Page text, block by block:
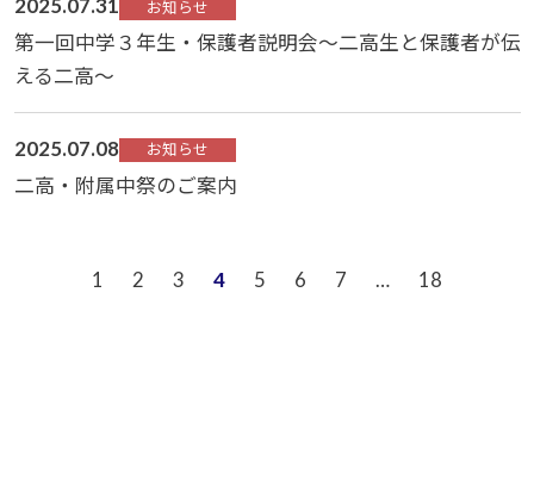
2025.07.31 お知らせ
第一回中学３年生・保護者説明会～二高生と保護者が伝
える二高～
2025.07.08 お知らせ
二高・附属中祭のご案内
1 2 3 4 5 6 7 … 18